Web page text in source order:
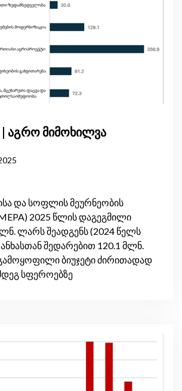
| აგრო მიმოხილვა
და სოფლის მეურნეობის
2025 წლის დაგეგმილი
ლარს შეადგენს (2024 წელს
შედარებით 120.1 მლნ.
ბიუჯეტი ძირითადად
სფეროებზე